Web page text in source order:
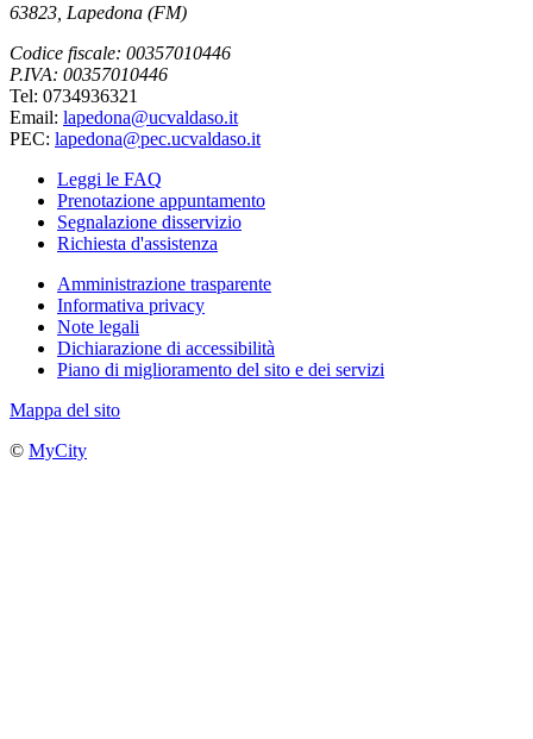
63823, Lapedona (FM)
Codice fiscale: 00357010446
P.IVA: 00357010446
Tel: 0734936321
Email: lapedona@ucvaldaso.it
PEC: lapedona@pec.ucvaldaso.it
Leggi le FAQ
Prenotazione appuntamento
Segnalazione disservizio
Richiesta d'assistenza
Amministrazione trasparente
Informativa privacy
Note legali
Dichiarazione di accessibilità
Piano di miglioramento del sito e dei servizi
Mappa del sito
© MyCity